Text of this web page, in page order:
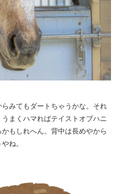
みてもダートちゃうかな。それ
まくハマればテイストオブハニ
もしれへん。背中は長めやから
ね。